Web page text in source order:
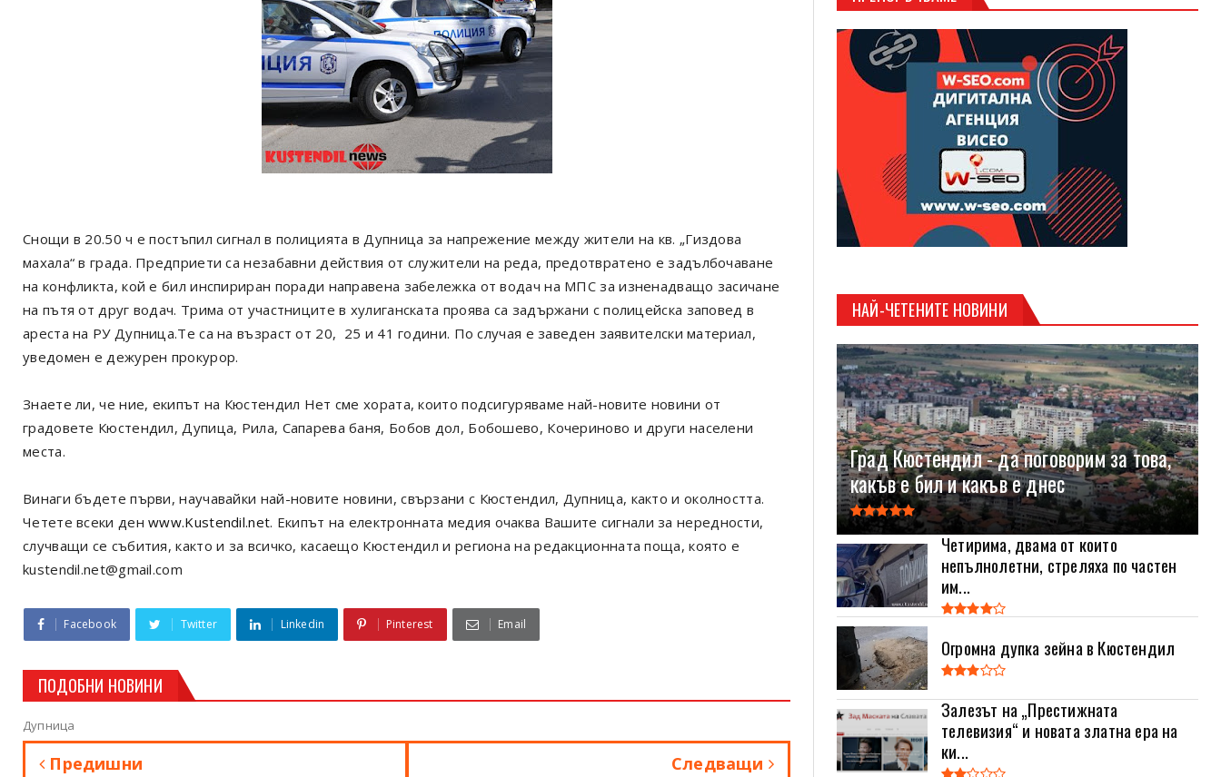
Снощи в 20.50 ч е постъпил сигнал в полицията в Дупница за напрежение между жители на кв. „Гиздова
махала“ в града. Предприети са незабавни действия от служители на реда, предотвратено е задълбочаване
на конфликта, кой е бил инспириран поради направена забележка от водач на МПС за изненадващо засичане
на пътя от друг водач. Трима от участниците в хулиганската проява са задържани с полицейска заповед в
ареста на РУ Дупница.Те са на възраст от 20, 25 и 41 години. По случая е заведен заявителски материал,
уведомен е дежурен прокурор.
Знаете ли, че ние, екипът на Кюстендил Нет сме хората, които подсигуряваме най-новите новини от
градовете Кюстендил, Дупица, Рила, Сапарева баня, Бобов дол, Бобошево, Кочериново и други населени
места.
Винаги бъдете първи, научавайки най-новите новини, свързани с Кюстендил, Дупница, както и околността.
Четете всеки денwww.Kustendil.net. Екипът на електронната медия очаква Вашите сигнали за нередности,
случващи се събития, както и за всичко, касаещо Кюстендил и региона на редакционната поща, която е
kustendil.net@gmail.com
Facebook Twitter Linkedin Pinterest Email
ПОДОБНИ НОВИНИ
Дупница
Предишни Следващи
НАЙ-ЧЕТЕНИТЕ НОВИНИ
Град Кюстендил - да поговорим за това,
какъв е бил и какъв е днес
Четирима, двама от които
непълнолетни, стреляха по частен
им...
Огромна дупка зейна в Кюстендил
Залезът на „Престижната
телевизия“ и новата златна ера на
ки...